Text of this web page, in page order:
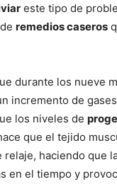
este tipo de
remedios caseros
durante los nueve
incremento de
los niveles de
que el tejido
haciendo que
en el tiempo y